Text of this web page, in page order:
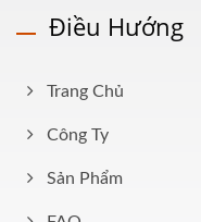
Điều Hướng
Trang Chủ
Công Ty
Sản Phẩm